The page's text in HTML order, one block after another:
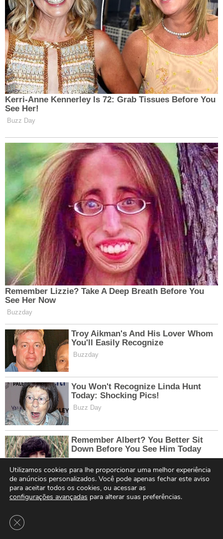
Utilizamos cookies para lhe proporcionar uma melhor experiência
de anúncios personalizados. Você pode apenas fechar este aviso
para aceitar todos os cookies, ou acessar as
configurações avançadas para alterar suas preferências.
Close GDPR Cookie Banner